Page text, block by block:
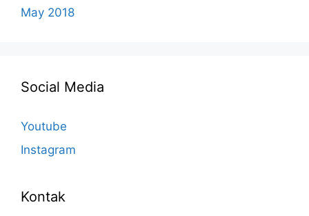
May 2018
Social Media
Youtube
Instagram
Kontak